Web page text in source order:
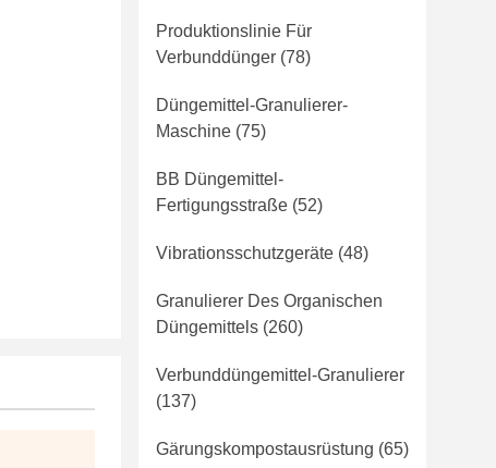
Produktionslinie Für
Verbunddünger (78)
Düngemittel-Granulierer-
Maschine (75)
BB Düngemittel-
Fertigungsstraße (52)
Vibrationsschutzgeräte (48)
Granulierer Des Organischen
Düngemittels (260)
Verbunddüngemittel-Granulierer
(137)
Gärungskompostausrüstung (65)